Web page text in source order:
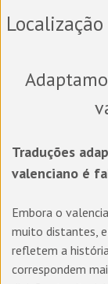
Traduções
valenciano é
Embora o
muito distantes,
refletem a
correspondem